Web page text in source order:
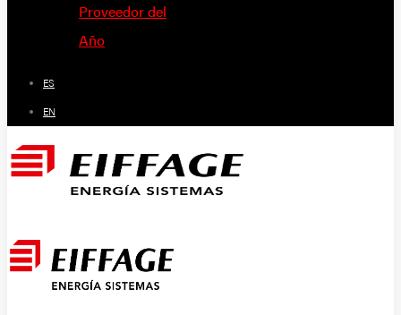
Proveedor del
Año
ES
EN